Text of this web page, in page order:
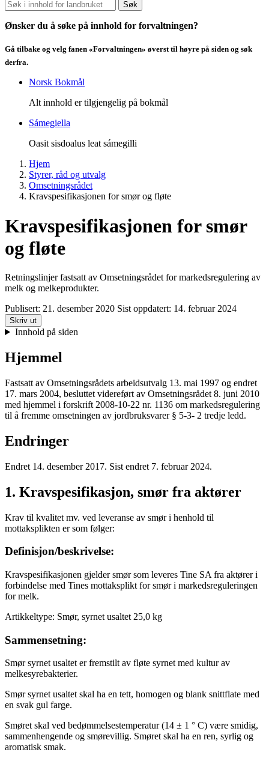
Søk
Ønsker du å søke på innhold for forvaltningen?
Gå tilbake og velg fanen «Forvaltningen» øverst til høyre på siden og søk
derfra.
Norsk Bokmål
Alt innhold er tilgjengelig på bokmål
Sámegiella
Oasit sisdoalus leat sámegilli
Hjem
Styrer, råd og utvalg
Omsetningsrådet
Kravspesifikasjonen for smør og fløte
Kravspesifikasjonen for smør
og fløte
Retningslinjer fastsatt av Omsetningsrådet for markedsregulering av
melk og melkeprodukter.
Publisert: 21. desember 2020 Sist oppdatert: 14. februar 2024
Skriv ut
Innhold på siden
Hjemmel
Fastsatt av Omsetningsrådets arbeidsutvalg 13. mai 1997 og endret
17. mars 2004, besluttet videreført av Omsetningsrådet 8. juni 2010
med hjemmel i forskrift 2008-10-22 nr. 1136 om markedsregulering
til å fremme omsetningen av jordbruksvarer § 5-3- 2 tredje ledd.
Endringer
Endret 14. desember 2017. Sist endret 7. februar 2024.
1. Kravspesifikasjon, smør fra aktører
Krav til kvalitet mv. ved leveranse av smør i henhold til
mottaksplikten er som følger:
Definisjon/beskrivelse:
Kravspesifikasjonen gjelder smør som leveres Tine SA fra aktører i
forbindelse med Tines mottaksplikt for smør i markedsreguleringen
for melk.
Artikkeltype: Smør, syrnet usaltet 25,0 kg
Sammensetning:
Smør syrnet usaltet er fremstilt av fløte syrnet med kultur av
melkesyrebakterier.
Smør syrnet usaltet skal ha en tett, homogen og blank snittflate med
en svak gul farge.
Smøret skal ved bedømmelsestemperatur (14 ± 1 ° C) være smidig,
sammenhengende og smørevillig. Smøret skal ha en ren, syrlig og
aromatisk smak.